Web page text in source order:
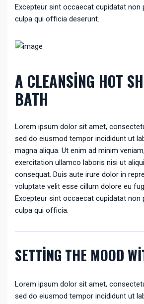
Excepteur sint occaecat cupidatat non
culpa qui officia deserunt.
A CLEANSING HOT
BATH
Lorem ipsum dolor sit amet,
sed do eiusmod tempor incididunt ut
magna aliqua. Ut enim ad minim
exercitation ullamco laboris nisi ut
consequat. Duis aute irure dolor in
voluptate velit esse cillum dolore eu
Excepteur sint occaecat cupidatat non
culpa qui officia.
SETTING THE MOOD
Lorem ipsum dolor sit amet,
sed do eiusmod tempor incididunt ut